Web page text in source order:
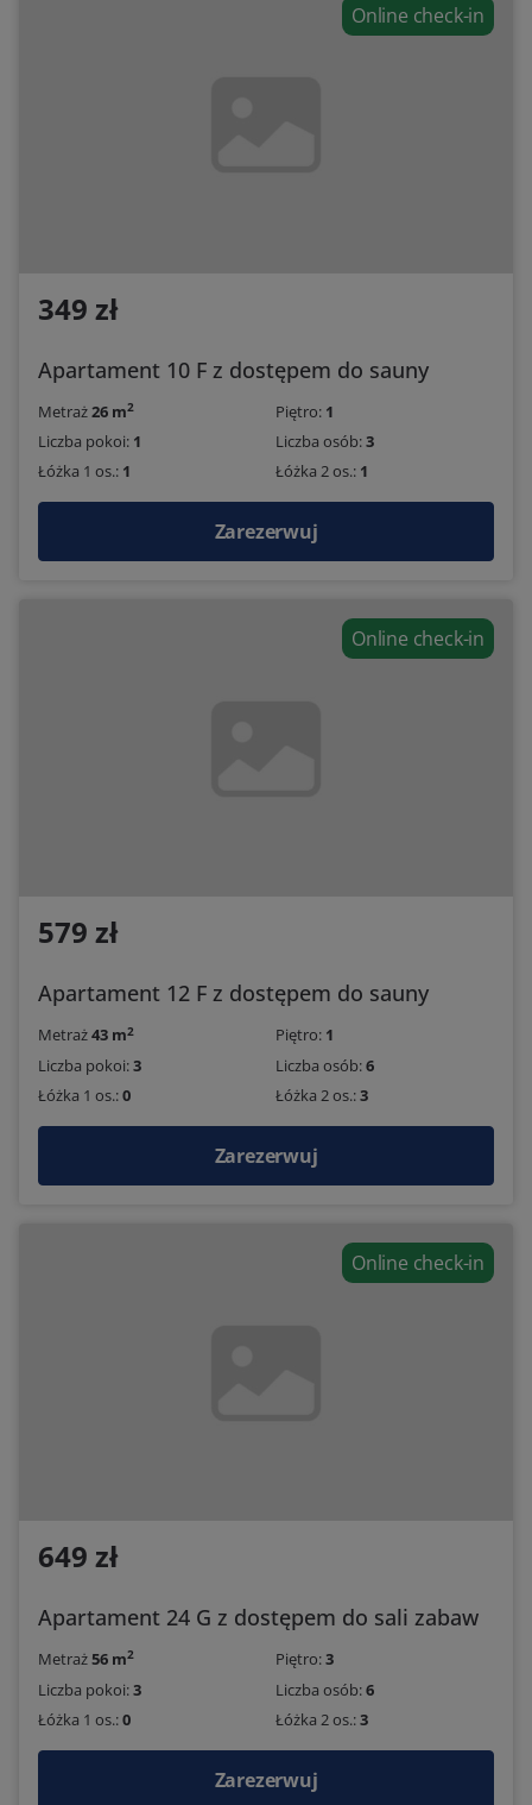
Online check-in
349 zł
Apartament 10 F z dostępem do sauny
Metraż26 m2 Piętro: 1
Liczba pokoi: 1 Liczba osób:3
Łóżka 1 os.: 1 Łóżka 2 os.: 1
Zarezerwuj
Online check-in
579 zł
Apartament 12 F z dostępem do sauny
Metraż43 m2 Piętro: 1
Liczba pokoi:3 Liczba osób:6
Łóżka 1 os.:0 Łóżka 2 os.:3
Zarezerwuj
Online check-in
649 zł
Apartament 24 G z dostępem do sali zabaw
Metraż56 m2 Piętro:3
Liczba pokoi:3 Liczba osób:6
Łóżka 1 os.:0 Łóżka 2 os.:3
Zarezerwuj